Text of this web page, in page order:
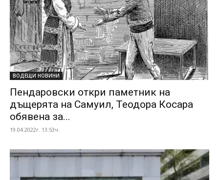
ВОДЕЩИ НОВИНИ
Пендаровски откри паметник на
дъщерята на Самуил, Теодора Косара
обявена за...
19.04.2022г. 13:53ч.